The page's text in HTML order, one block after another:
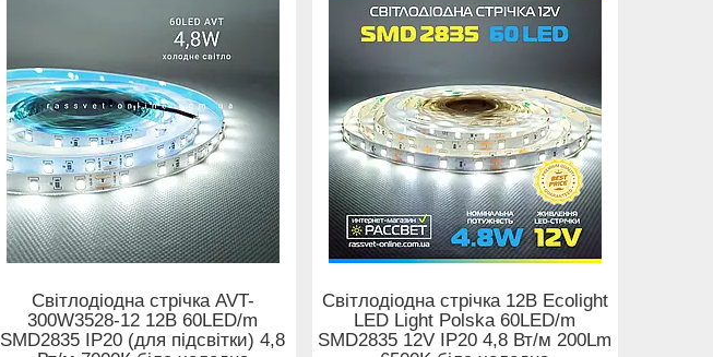
Світлодіодна стрічка AVT-
300W3528-12 12В 60LED/m
SMD2835 IP20 (для підсвітки) 4,8
Світлодіодна стрічка 12В Ecolight
LED Light Polska 60LED/m
SMD2835 12V IP20 4,8 Вт/м 200Lm